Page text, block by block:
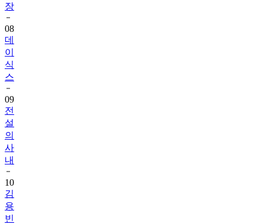
장
08
데
이
식
스
09
전
설
의
사
내
10
김
용
빈